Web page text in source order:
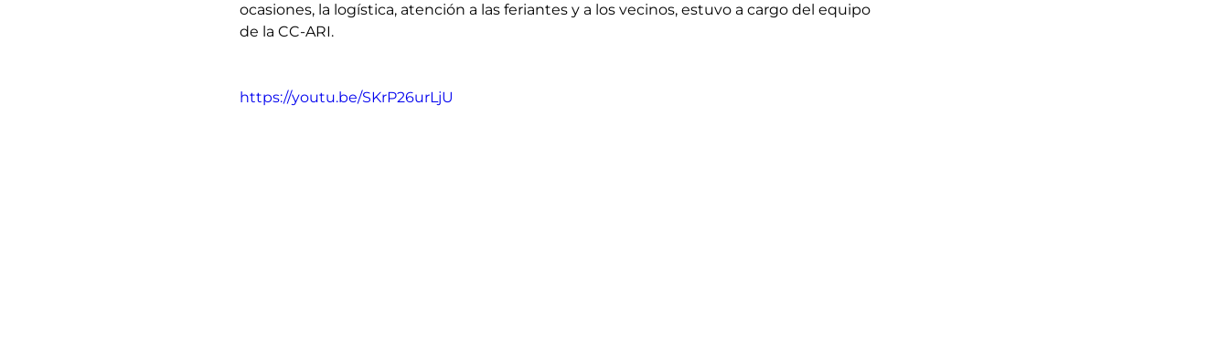
ocasiones, la logística, atención a las feriantes y a los vecinos, estuvo a cargo del equipo
de la CC-ARI.
https://youtu.be/SKrP26urLjU